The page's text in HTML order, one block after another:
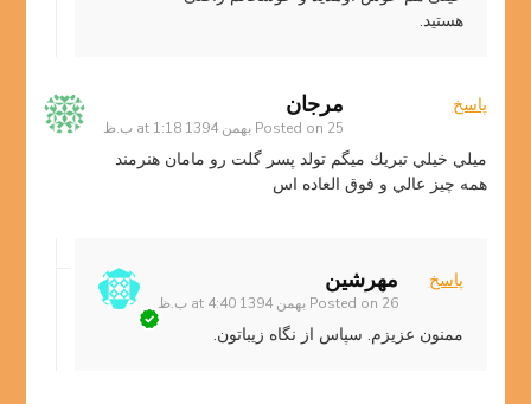
هستید.
مرجان
Posted on 25 بهمن 1394 at 1:18 ب.ظ
پاسخ
ميلي خيلي تبريك ميگم تولد پسر گلت رو مامان هنرمند
همه چيز عالي و فوق العاده اس
مهرشین
Posted on 26 بهمن 1394 at 4:40 ب.ظ
پاسخ
ممنون عزیزم. سپاس از نگاه زیباتون.